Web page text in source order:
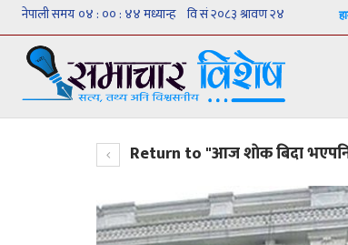
Return to "आज शाेक बिदा भएपनि